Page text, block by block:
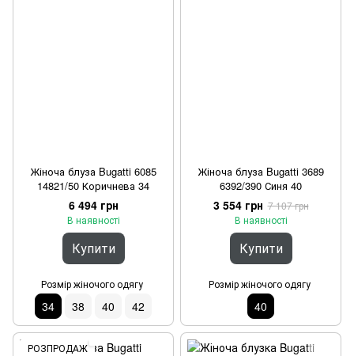
Жіноча блуза Bugatti 6085
14821/50 Коричнева 34
6 494 грн
В наявності
Купити
Розмір жіночого одягу
34 38 40 42
Жіноча блуза Bugatti 3689
6392/390 Синя 40
3 554 грн 7 107 грн
В наявності
Купити
Розмір жіночого одягу
40
РОЗПРОДАЖ